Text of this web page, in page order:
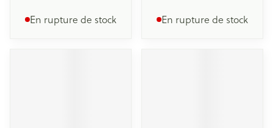
En rupture de stock En rupture de stock